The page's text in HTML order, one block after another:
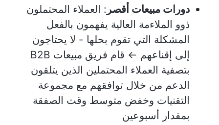
دورات مبيعات أقصر : العملاء المحتملون
ذوو الملاءمة العالية يفهمون بالفعل
المشكلة التي تقوم بحلها - لا يحتاجون
إلى إقناعهم ← قام فريق مبيعات B2B
بتصفية العملاء المحتملين الذين يتلقون
الدعم من خلال توافقهم مع مجموعة
التقنيات وخفض متوسط وقت الصفقة
بمقدار أسبوعين